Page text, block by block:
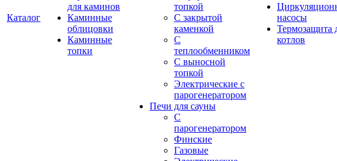
Каталог
для каминов
Каминные
облицовки
Каминные
топки
топкой
С закрытой
каменкой
С
теплообменником
С выносной
топкой
Электрические с
парогенератором
Печи для сауны
С
парогенератором
Финские
Газовые
насосы
Термозащита
котлов